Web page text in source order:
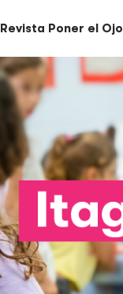
Revista Poner el Ojo